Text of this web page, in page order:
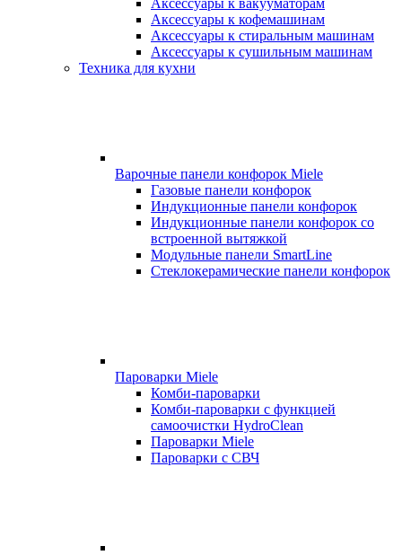
Аксессуары к вакууматорам
Аксессуары к кофемашинам
Аксессуары к стиральным машинам
Аксессуары к сушильным машинам
Техника для кухни
Варочные панели конфорок Miele
Газовые панели конфорок
Индукционные панели конфорок
Индукционные панели конфорок со
встроенной вытяжкой
Модульные панели SmartLine
Стеклокерамические панели конфорок
Пароварки Miele
Комби-пароварки
Комби-пароварки с функцией
самоочистки HydroClean
Пароварки Miele
Пароварки с СВЧ